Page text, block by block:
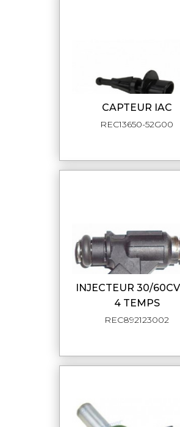
CAPTEUR IAC
REC13650-52G00
INJECTEUR 30/60CV EFI
4 TEMPS
REC892123002